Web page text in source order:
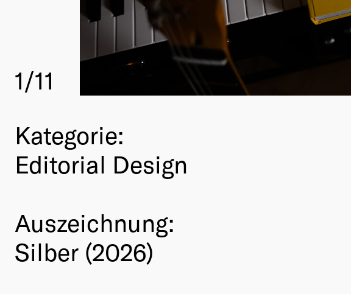
1/11
Kategorie:
Editorial Design
Auszeichnung:
Silber (2026)